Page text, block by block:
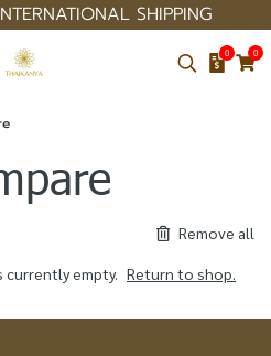
SHIPPING
0 0
Remove all
currently empty. Return to shop.